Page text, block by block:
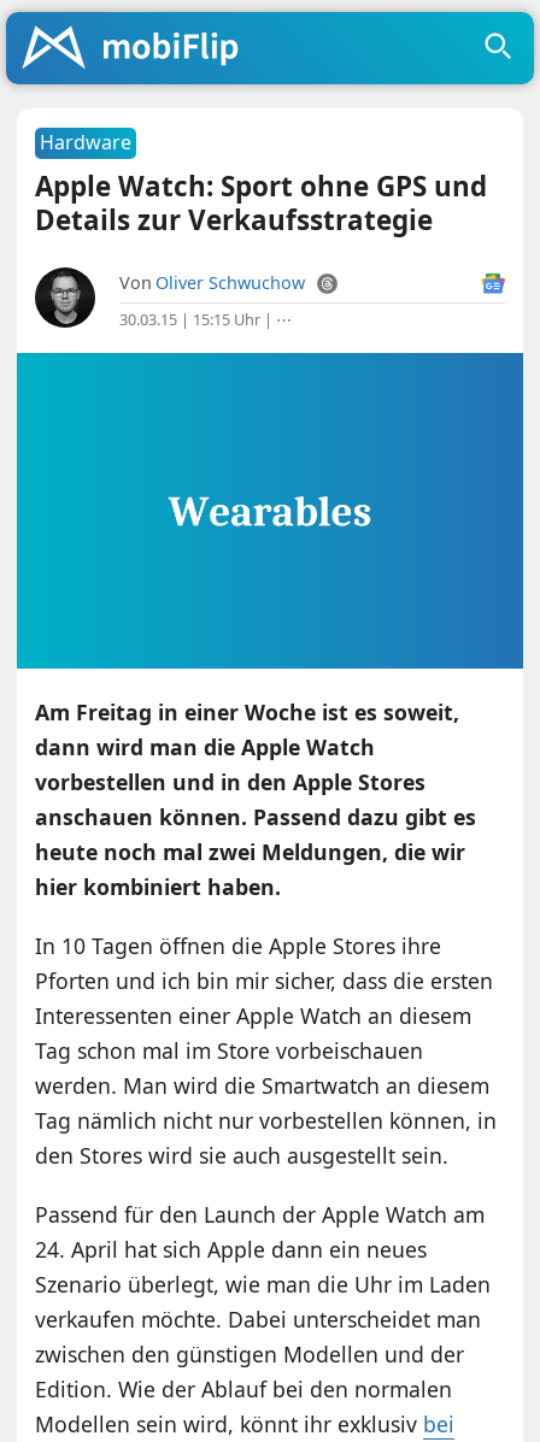
Hardware
Apple Watch: Sport ohne GPS und
Details zur Verkaufsstrategie
Von Oliver Schwuchow
30.03.15 | 15:15 Uhr | ⋯
Am Freitag in einer Woche ist es soweit,
dann wird man die Apple Watch
vorbestellen und in den Apple Stores
anschauen können. Passend dazu gibt es
heute noch mal zwei Meldungen, die wir
hier kombiniert haben.
In 10 Tagen öffnen die Apple Stores ihre
Pforten und ich bin mir sicher, dass die ersten
Interessenten einer Apple Watch an diesem
Tag schon mal im Store vorbeischauen
werden. Man wird die Smartwatch an diesem
Tag nämlich nicht nur vorbestellen können, in
den Stores wird sie auch ausgestellt sein.
Passend für den Launch der Apple Watch am
24. April hat sich Apple dann ein neues
Szenario überlegt, wie man die Uhr im Laden
verkaufen möchte. Dabei unterscheidet man
zwischen den günstigen Modellen und der
Edition. Wie der Ablauf bei den normalen
Modellen sein wird, könnt ihr exklusiv bei